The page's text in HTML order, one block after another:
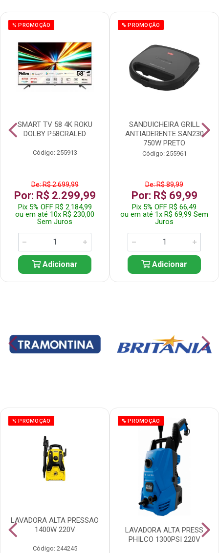
% PROMOÇÃO
SMART TV 58 4K ROKU
DOLBY P58CRALED
Código: 255913
De: R$ 2.699,99
Por: R$ 2.299,99
Pix 5% OFF R$ 2.184,99
ou em até 10x R$ 230,00
Sem Juros
Adicionar
% PROMOÇÃO
SANDUICHEIRA GRILL
ANTIADERENTE SAN230
750W PRETO
Código: 255961
De: R$ 89,99
Por: R$ 69,99
Pix 5% OFF R$ 66,49
ou em até 1x R$ 69,99 Sem
Juros
Adicionar
% PROMOÇÃO
LAVADORA ALTA PRESSAO
1400W 220V
Código: 244245
% PROMOÇÃO
LAVADORA ALTA PRESS
PHILCO 1300PSI 220V